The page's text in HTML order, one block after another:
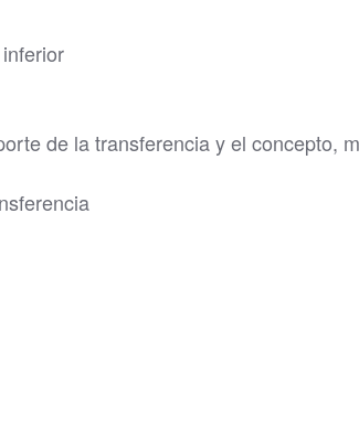
de la transferencia y el concepto,